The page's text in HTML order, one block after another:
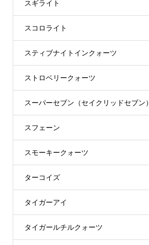
スギライト
スコロライト
スティブナイトインクォーツ
ストロベリークォーツ
スーパーセブン（セイクリッドセブン）
スフェーン
スモーキークォーツ
ターコイズ
タイガーアイ
タイガールチルクォーツ